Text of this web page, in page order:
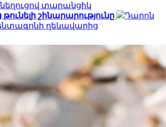
նեղուցով տարանցիկ
շինարարությունը
Դարոն
ղեկավարից